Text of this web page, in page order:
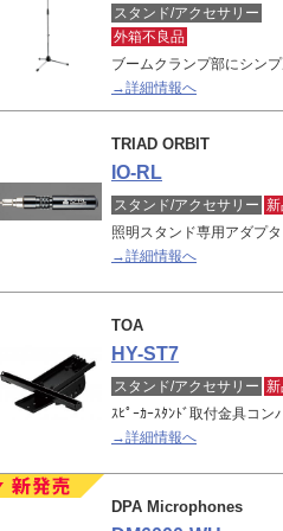
スタンド/アクセサリー
外箱不良品
ブームクランプ部にシン
→詳細情報へ
TRIAD ORBIT
IO-RL
スタンド/アクセサリー
照明スタンド専用アダプ
→詳細情報へ
TOA
HY-ST7
スタンド/アクセサリー
ｽﾋﾟｰｶｰｽﾀﾝﾄﾞ取付金具コ
→詳細情報へ
DPA Microphones